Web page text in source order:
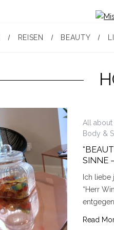
REISEN BEAUTY
All about
Body &
SINNE
Ich liebe
“Herr
Read